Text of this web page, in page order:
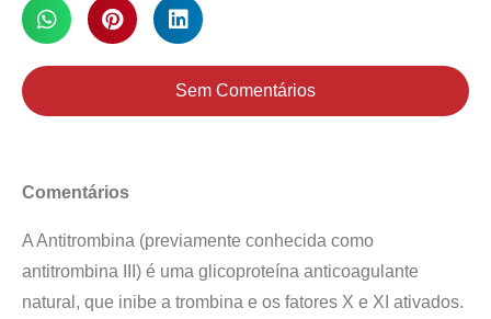
Sem Comentários
Comentários
A Antitrombina (previamente conhecida como
antitrombina III) é uma glicoproteína anticoagulante
natural, que inibe a trombina e os fatores X e XI ativados.